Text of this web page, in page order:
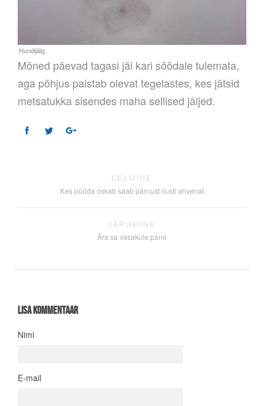
Mõned päevad tagasi jäi kari söödale tulemata,
aga põhjus paistab olevat tegelastes, kes jätsid
metsatukka sisendes maha sellised jäljed.
EELMINE
Kes püüda oskab saab pärnust ilusti ahvenat
JÄRGMINE
Ära sa vasakule pane
Lisa kommentaar
Nimi
E-mail